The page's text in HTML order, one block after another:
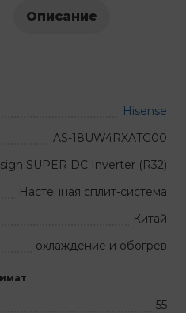
Описание
Hisense
AS-18UW4RXATG00
SUPER DC Inverter (R32)
Настенная сплит-система
Китай
охлаждение и обогрев
55